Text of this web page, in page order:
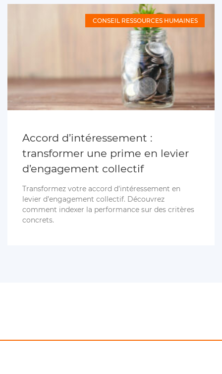
CONSEIL RESSOURCES HUMAINES
Accord d’intéressement :
transformer une prime en levier
d’engagement collectif
Transformez votre accord d’intéressement en
levier d’engagement collectif. Découvrez
comment indexer la performance sur des critères
concrets.